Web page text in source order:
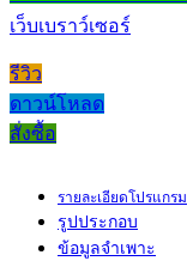
เว็บเบราว์เซอร์
รีวิว
ดาวน์โหลด
สั่งซื้อ
รายละเอียดโปรแกรม
รูปประกอบ
ข้อมูลจำเพาะ